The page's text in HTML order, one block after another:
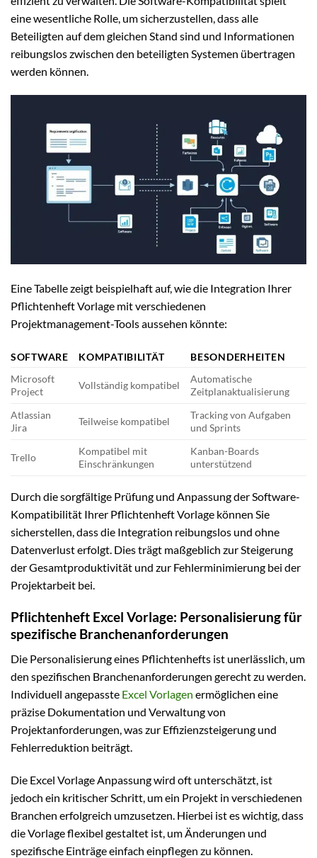
eine wesentliche Rolle, um sicherzustellen, dass alle
Beteiligten auf dem gleichen Stand sind und Informationen
reibungslos zwischen den beteiligten Systemen übertragen
werden können.
Eine Tabelle zeigt beispielhaft auf, wie die Integration Ihrer
Pflichtenheft Vorlage mit verschiedenen
Projektmanagement-Tools aussehen könnte:
SOFTWARE KOMPATIBILITÄT
BESONDERHEITEN
Microsoft
Project
Vollständig kompatibel
Automatische
Zeitplanaktualisierung
Atlassian
Jira
Teilweise kompatibel
Tracking von Aufgaben
und Sprints
Trello
Kompatibel mit
Einschränkungen
Kanban-Boards
unterstützend
Durch die sorgfältige Prüfung und Anpassung der Software-
Kompatibilität Ihrer Pflichtenheft Vorlage können Sie
sicherstellen, dass die Integration reibungslos und ohne
Datenverlust erfolgt. Dies trägt maßgeblich zur Steigerung
der Gesamtproduktivität und zur Fehlerminimierung bei der
Projektarbeit bei.
Pflichtenheft Excel Vorlage: Personalisierung für
spezifische Branchenanforderungen
Die Personalisierung eines Pflichtenhefts ist unerlässlich, um
den spezifischen Branchenanforderungen gerecht zu werden.
Individuell angepasste Excel Vorlagen ermöglichen eine
präzise Dokumentation und Verwaltung von
Projektanforderungen, was zur Effizienzsteigerung und
Fehlerreduktion beiträgt.
Die Excel Vorlage Anpassung wird oft unterschätzt, ist
jedoch ein kritischer Schritt, um ein Projekt in verschiedenen
Branchen erfolgreich umzusetzen. Hierbei ist es wichtig, dass
die Vorlage flexibel gestaltet ist, um Änderungen und
spezifische Einträge einfach einpflegen zu können.